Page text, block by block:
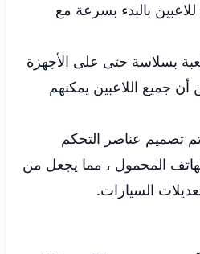
بالبدء بسرعة مع
بسلاسة حتى على الأجهزة
جميع اللاعبين يمكنهم
تصميم عناصر التحكم
المحمول ، مما يجعل من
السيارات.